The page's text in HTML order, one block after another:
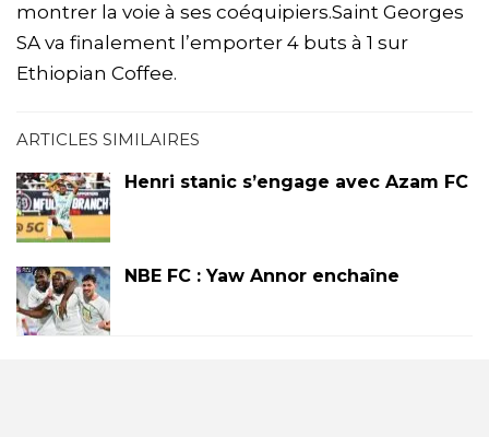
montrer la voie à ses coéquipiers.Saint Georges
SA va finalement l’emporter 4 buts à 1 sur
Ethiopian Coffee.
ARTICLES SIMILAIRES
Henri stanic s’engage avec Azam FC
NBE FC : Yaw Annor enchaîne